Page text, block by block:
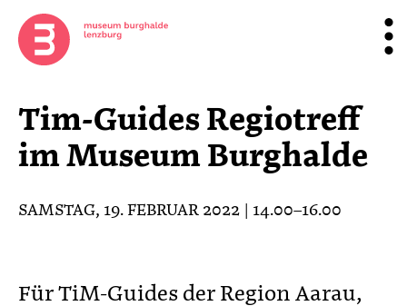
Tim-Guides Regiotreff
im Museum Burghalde
SAMSTAG, 19. FEBRUAR 2022 | 14.00–16.00
Für TiM-Guides der Region Aarau,